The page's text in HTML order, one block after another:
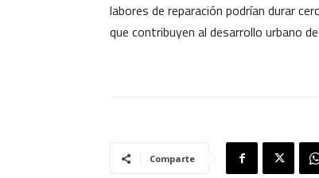
labores de reparación podrían durar
que contribuyen al desarrollo urbano
Comparte